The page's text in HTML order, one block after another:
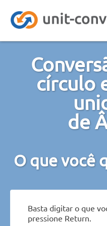
círculo
de
O que você
Basta digitar o que
pressione Return.